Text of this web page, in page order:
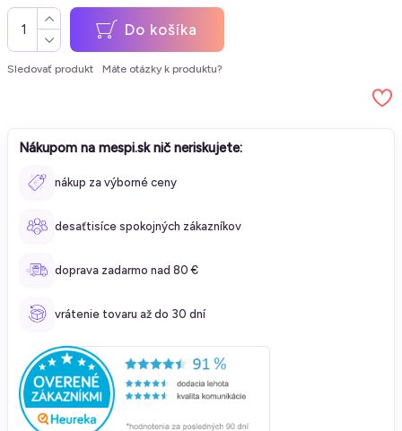
Do košíka
Sledovať produkt Máte otázky k produktu?
Nákupom na mespi.sk nič neriskujete:
nákup za výborné ceny
desaťtisíce spokojných zákazníkov
doprava zadarmo nad 80 €
vrátenie tovaru až do 30 dní